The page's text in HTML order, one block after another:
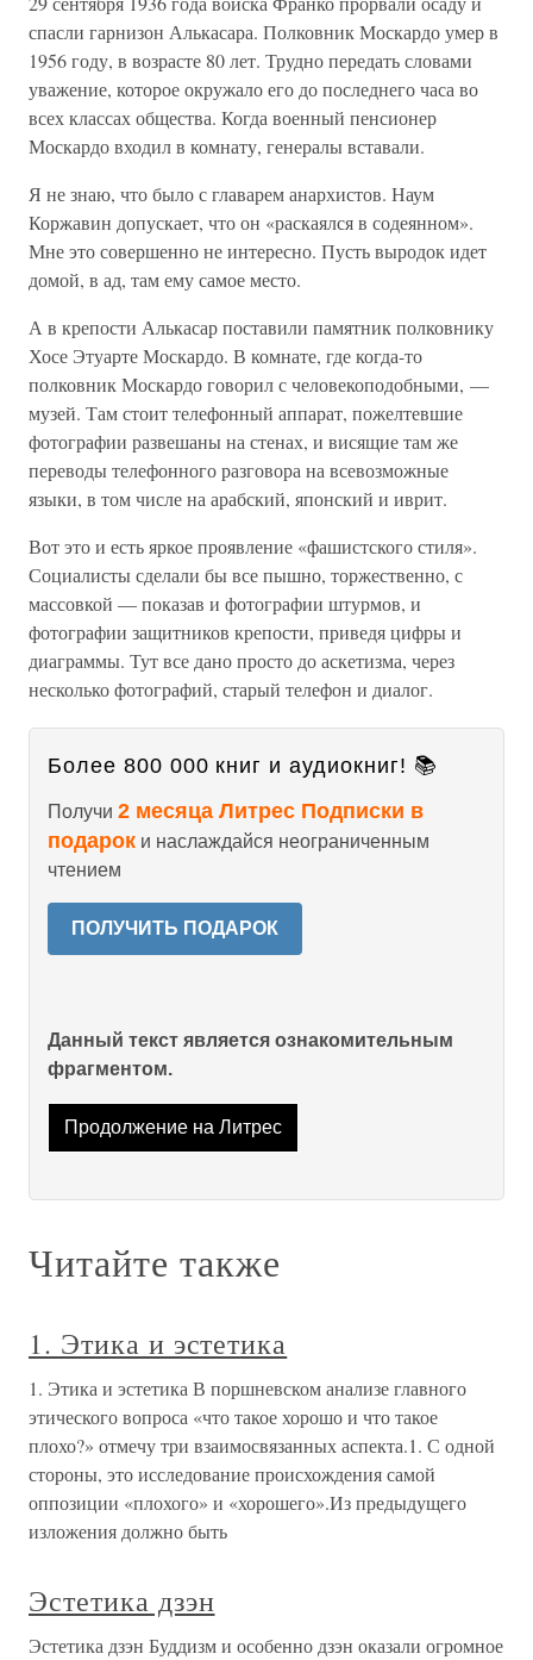
спасли гарнизон Алькасара. Полковник Москардо умер в
1956 году, в возрасте 80 лет. Трудно передать словами
уважение, которое окружало его до последнего часа во
всех классах общества. Когда военный пенсионер
Москардо входил в комнату, генералы вставали.
Я не знаю, что было с главарем анархистов. Наум
Коржавин допускает, что он «раскаялся в содеянном».
Мне это совершенно не интересно. Пусть выродок идет
домой, в ад, там ему самое место.
А в крепости Алькасар поставили памятник полковнику
Хосе Этуарте Москардо. В комнате, где когда-то
полковник Москардо говорил с человекоподобными, —
музей. Там стоит телефонный аппарат, пожелтевшие
фотографии развешаны на стенах, и висящие там же
переводы телефонного разговора на всевозможные
языки, в том числе на арабский, японский и иврит.
Вот это и есть яркое проявление «фашистского стиля».
Социалисты сделали бы все пышно, торжественно, с
массовкой — показав и фотографии штурмов, и
фотографии защитников крепости, приведя цифры и
диаграммы. Тут все дано просто до аскетизма, через
несколько фотографий, старый телефон и диалог.
Более 800 000 книг и аудиокниг! 📚
Получи 2 месяца Литрес Подписки в
подарок и наслаждайся неограниченным
чтением
ПОЛУЧИТЬ ПОДАРОК
Данный текст является ознакомительным
фрагментом.
Продолжение на Литрес
Читайте также
1. Этика и эстетика
1. Этика и эстетика В поршневском анализе главного
этического вопроса «что такое хорошо и что такое
плохо?» отмечу три взаимосвязанных аспекта.1. С одной
стороны, это исследование происхождения самой
оппозиции «плохого» и «хорошего».Из предыдущего
изложения должно быть
Эстетика дзэн
Эстетика дзэн Буддизм и особенно дзэн оказали огромное